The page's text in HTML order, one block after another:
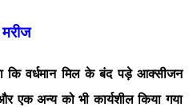
कि वर्धमान मिल के बंद पड़े आक्सीजन
एक अन्य को भी कार्यशील किया गया